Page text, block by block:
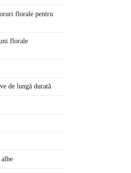
florale pentru
florale
de lungă durată